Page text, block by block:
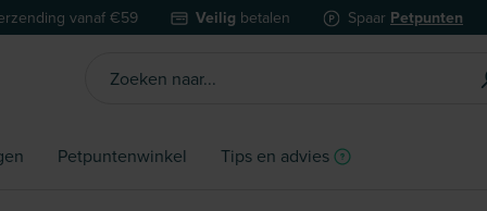
vanaf €59 Veilig betalen Spaar Petpunten
Petpuntenwinkel Tips en advies